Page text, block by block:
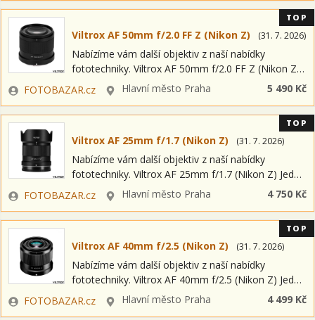
Viltrox AF 50mm f/2.0 FF Z (Nikon Z) (31. 7. 2026)
Nabízíme vám další objektiv z naší nabídky
fototechniky. Viltrox AF 50mm f/2.0 FF Z (Nikon Z)
Jedná se o položku OPEN BOX = nový kus s plnou
zárukou…
Zadavatel
FOTOBAZAR.cz LokalitaHlavní město Praha 5 490 Kč
TOP
Viltrox AF 25mm f/1.7 (Nikon Z) (31. 7. 2026)
Nabízíme vám další objektiv z naší nabídky
fototechniky. Viltrox AF 25mm f/1.7 (Nikon Z) Jedná
se o položku OPEN BOX = nový kus s plnou
zárukou a možností…
Zadavatel
FOTOBAZAR.cz LokalitaHlavní město Praha 4 750 Kč
TOP
Viltrox AF 40mm f/2.5 (Nikon Z) (31. 7. 2026)
Nabízíme vám další objektiv z naší nabídky
fototechniky. Viltrox AF 40mm f/2.5 (Nikon Z) Jedná
se o položku OPEN BOX = nový kus s plnou
zárukou a možností…
Zadavatel
FOTOBAZAR.cz LokalitaHlavní město Praha 4 499 Kč
TOP